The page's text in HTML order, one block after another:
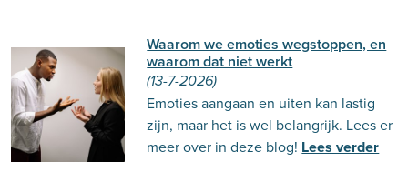
Waarom we emoties wegstoppen, en
waarom dat niet werkt
(13-7-2026)
Emoties aangaan en uiten kan lastig
zijn, maar het is wel belangrijk. Lees er
meer over in deze blog! Lees verder